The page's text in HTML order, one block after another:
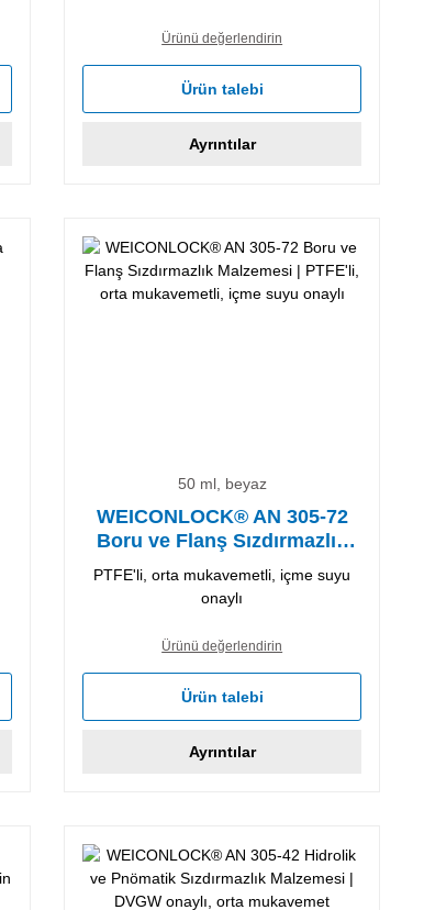
Ürünü değerlendirin
Ürün talebi
Ayrıntılar
50 ml, beyaz
WEICONLOCK® AN 305-72
Boru ve Flanş Sızdırmazlık
Malzemesi
PTFE'li, orta mukavemetli, içme suyu
onaylı
Ürünü değerlendirin
Ürün talebi
Ayrıntılar